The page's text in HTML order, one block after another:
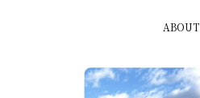
ABOUT